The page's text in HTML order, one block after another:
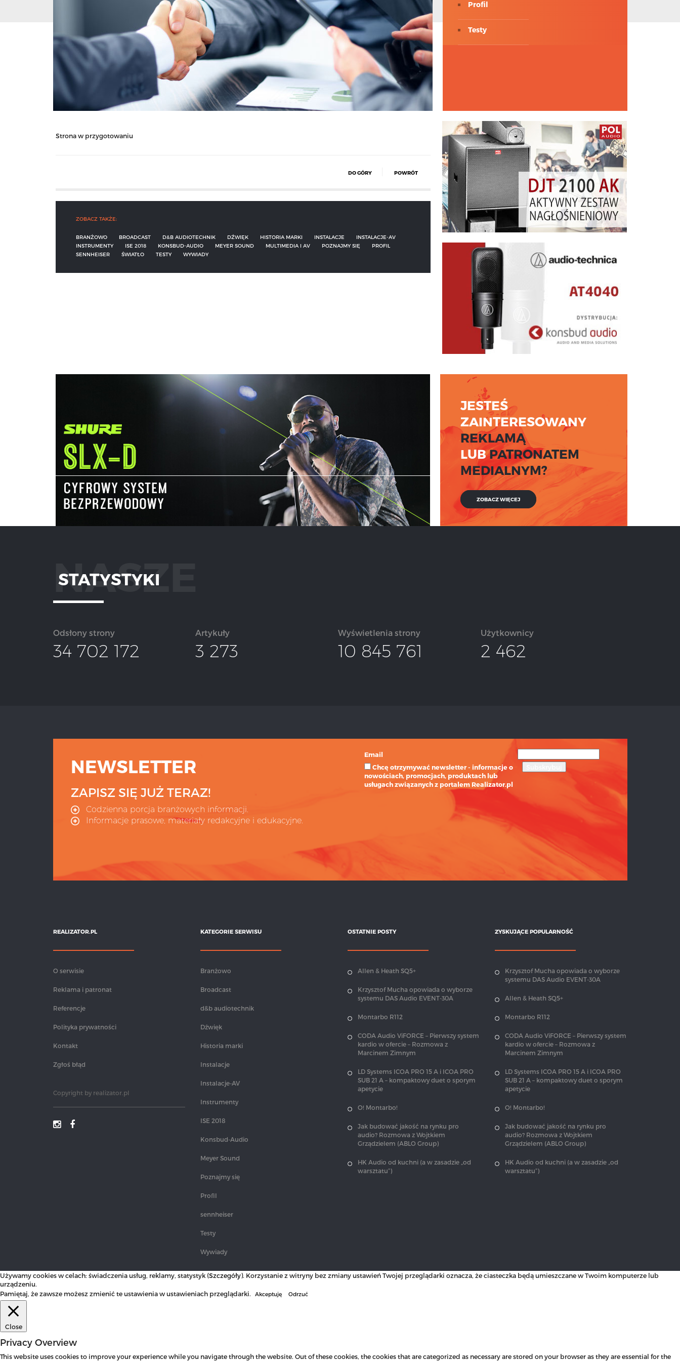
Profil
Testy
Strona w przygotowaniu
DO GÓRY POWRÓT
ZOBACZ TAKŻE:
BRANŻOWO BROADCAST D&B AUDIOTECHNIK DŹWIĘK HISTORIA MARKI INSTALACJE
INSTALACJE-AV
INSTRUMENTY
ISE 2018 KONSBUD-AUDIO MEYER SOUND MULTIMEDIA I AV POZNAJMY SIĘ
PROFIL
SENNHEISER
ŚWIATŁO TESTY WYWIADY
JESTEŚ
ZAINTERESOWANY
REKLAMĄ
LUBPATRONATEM
MEDIALNYM?
ZOBACZ WIĘCEJ
NASZE
STATYSTYKI
Odsłony strony
34 702 172
Artykuły
3 273
Wyświetlenia strony
10 845 761
Użytkownicy
2 462
NEWSLETTER
ZAPISZ SIĘ JUŻ TERAZ!
Codzienna porcja branżowych informacji.
Informacje prasowe, materiały redakcyjne i edukacyjne.
Email
Chcę otrzymywać newsletter - informacje o
nowościach, promocjach, produktach lub
usługach związanych z portalem Realizator.pl
REALIZATOR.PL
O serwisie
Reklama i patronat
Referencje
Polityka prywatności
Kontakt
Zgłoś błąd
Copyright by realizator.pl
KATEGORIE SERWISU
Branżowo
Broadcast
d&b audiotechnik
Dźwięk
Historia marki
Instalacje
Instalacje-AV
Instrumenty
ISE 2018
Konsbud-Audio
Meyer Sound
Poznajmy się
Profil
sennheiser
Testy
Wywiady
OSTATNIE POSTY
Allen & Heath SQ5+
Krzysztof Mucha opowiada o wyborze
systemu DAS Audio EVENT-30A
Montarbo R112
CODA Audio ViFORCE – Pierwszy system
kardio w ofercie – Rozmowa z
Marcinem Zimnym
LD Systems ICOA PRO 15 A i ICOA PRO
SUB 21 A – kompaktowy duet o sporym
apetycie
O! Montarbo!
Jak budować jakość na rynku pro
audio? Rozmowa z Wojtkiem
Grządzielem (ABLO Group)
HK Audio od kuchni (a w zasadzie „od
warsztatu”)
ZYSKUJĄCE POPULARNOŚĆ
Krzysztof Mucha opowiada o wyborze
systemu DAS Audio EVENT-30A
Allen & Heath SQ5+
Montarbo R112
CODA Audio ViFORCE – Pierwszy system
kardio w ofercie – Rozmowa z
Marcinem Zimnym
LD Systems ICOA PRO 15 A i ICOA PRO
SUB 21 A – kompaktowy duet o sporym
apetycie
O! Montarbo!
Jak budować jakość na rynku pro
audio? Rozmowa z Wojtkiem
Grządzielem (ABLO Group)
HK Audio od kuchni (a w zasadzie „od
warsztatu”)
Używamy cookies w celach: świadczenia usług, reklamy, statystyk (Szczegóły). Korzystanie z witryny bez zmiany ustawień Twojej przeglądarki oznacza, że ciasteczka będą umieszczane w Twoim komputerze lub
urządzeniu.
Pamiętaj, że zawsze możesz zmienić te ustawienia w ustawieniach przeglądarki.
Akceptuję Odrzuć
Close
Privacy Overview
This website uses cookies to improve your experience while you navigate through the website. Out of these cookies, the cookies that are categorized as necessary are stored on your browser as they are essential for the